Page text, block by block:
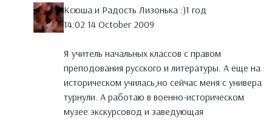
Ксюша и Радость Лизонька :)1 год
14:02 14 October 2009
Я учитель начальных классов с правом
преподования русского и литературы. А еще на
историческом училась,но сейчас меня с универа
турнули. А работаю в военно-историческом
музее экскурсовод и заведующая